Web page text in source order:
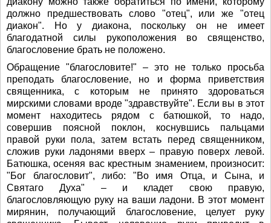
должно предшествовать слово "отец", или же "отец
диакон". Но у диакона, поскольку он не имеет
благодатной силы рукоположения во священство,
благословение брать не положено.
Обращение "благословите!" – это не только просьба
преподать благословение, но и форма приветствия
священника, с которым не принято здороваться
мирскими словами вроде "здравствуйте". Если вы в этот
момент находитесь рядом с батюшкой, то надо,
совершив поясной поклон, коснувшись пальцами
правой руки пола, затем встать перед священником,
сложив руки ладонями вверх – правую поверх левой.
Батюшка, осеняя вас крестным знамением, произносит:
"Бог благословит", либо: "Во имя Отца, и Сына, и
Святаго Духа" – и кладет свою правую,
благословляющую руку на ваши ладони. В этот момент
мирянин, получающий благословение, целует руку